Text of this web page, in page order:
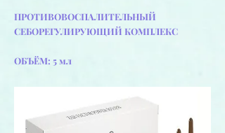
ПРОТИВОВОСПАЛИТЕЛЬНЫЙ
СЕБОРЕГУЛИРУЮЩИЙ КОМПЛЕКС
ОБЪЁМ: 5 мл